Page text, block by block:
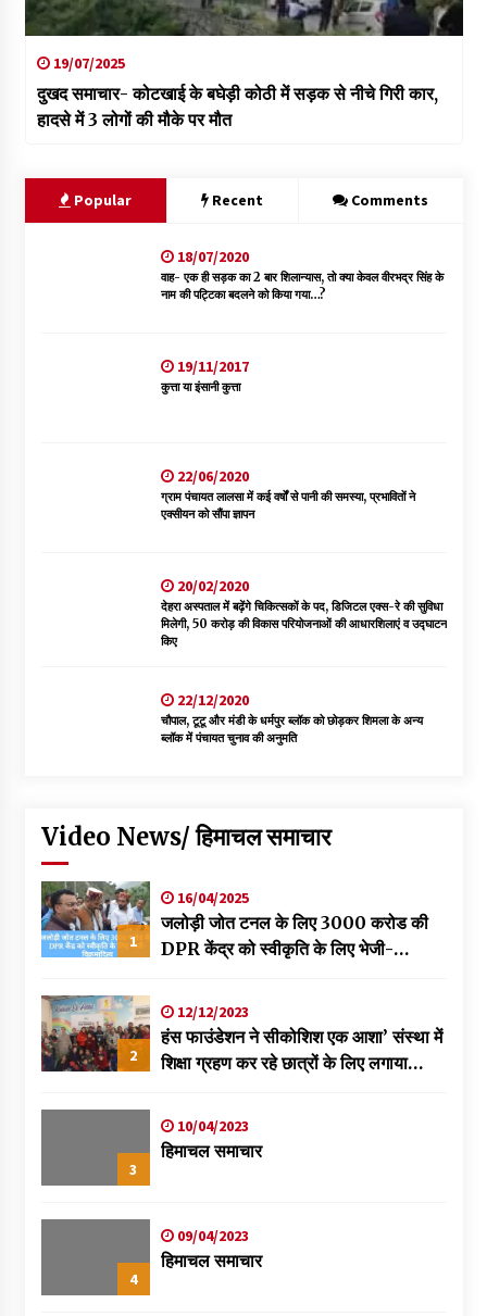
19/07/2025
दुखद समाचार- कोटखाई के बघेड़ी कोठी में सड़क से नीचे गिरी कार,
हादसे में 3 लोगों की मौके पर मौत
Popular Recent Comments
18/07/2020
वाह- एक ही सड़क का 2 बार शिलान्यास, तो क्या केवल वीरभद्र सिंह के
नाम की पट्टिका बदलने को किया गया…?
19/11/2017
कुत्ता या इंसानी कुत्ता
22/06/2020
ग्राम पंचायत लालसा में कई वर्षों से पानी की समस्या, प्रभावितों ने
एक्सीयन को सौंपा ज्ञापन
20/02/2020
देहरा अस्पताल में बढ़ेंगे चिकित्सकों के पद, डिजिटल एक्स-रे की सुविधा
मिलेगी, 50 करोड़ की विकास परियोजनाओं की आधारशिलाएं व उद्घाटन
किए
22/12/2020
चौपाल, टूटू और मंडी के धर्मपुर ब्लॉक को छोड़कर शिमला के अन्य
ब्लॉक में पंचायत चुनाव की अनुमति
Video News/ हिमाचल समाचार
1
16/04/2025
जलोड़ी जोत टनल के लिए 3000 करोड की
DPR केंद्र को स्वीकृति के लिए भेजी-
2
12/12/2023
हंस फाउंडेशन ने सीकोशिश एक आशा’ संस्था में
शिक्षा ग्रहण कर रहे छात्रों के लिए लगाया
3
10/04/2023
हिमाचल समाचार
4
09/04/2023
हिमाचल समाचार